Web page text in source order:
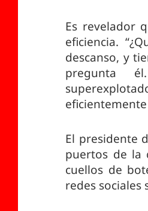
Es revelador
eficiencia.
descanso, y
pregunta
El presidente
puertos de la
cuellos de
redes sociales